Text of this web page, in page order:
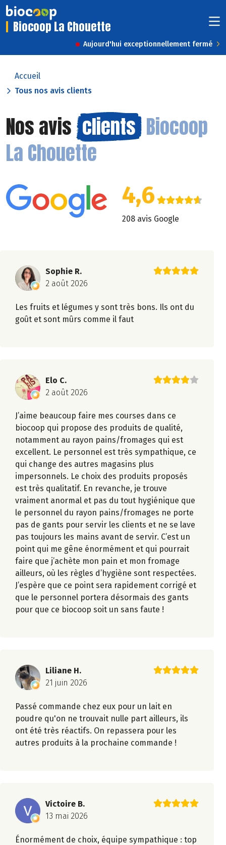
Biocoop La Chouette
Aujourd'hui exceptionnellement fermé
Accueil
Tous nos avis clients
Nos avis clients Biocoop
La Chouette
4,6
208 avis Google
Sophie R.
2 août 2026
Les fruits et légumes y sont très bons. Ils ont du
goût et sont mûrs comme il faut
Elo C.
2 août 2026
J’aime beaucoup faire mes courses dans ce
biocoop qui propose des produits de qualité,
notamment au rayon pains/fromages qui est
excellent. Le personnel est très sympathique, ce
qui change des autres magasins plus
impersonnels. Le choix des produits proposés
est très qualitatif. En revanche, je trouve
vraiment anormal et pas du tout hygiénique que
le personnel du rayon pains/fromages ne porte
pas de gants pour servir les clients et ne se lave
pas toujours les mains avant de servir. C’est un
point qui me gêne énormément et qui pourrait
faire que j’achète mon pain et mon fromage
ailleurs, où les règles d’hygiène sont respectées.
J’espère que ce point sera rapidement corrigé et
que le personnel portera désormais des gants
pour que ce biocoop soit un sans faute !
Liliane H.
21 juin 2026
Passé commande chez eux pour un lait en
poudre qu'on ne trouvait nulle part ailleurs, ils
ont été très réactifs. On repassera pour les
autres produits à la prochaine commande !
Victoire B.
13 mai 2026
Énormément de choix, équipe sympathique : top